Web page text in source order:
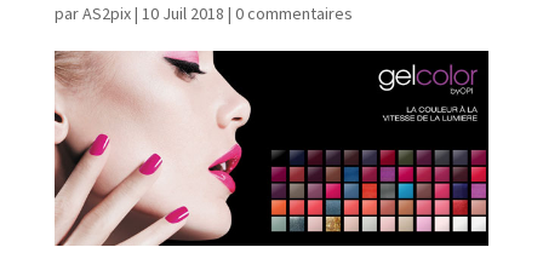
parAS2pix| 10 Juil 2018 | 0 commentaires